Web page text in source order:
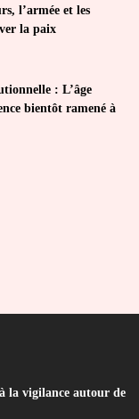
l’armée et les
la paix
: L’âge
bientôt ramené à
la vigilance autour de